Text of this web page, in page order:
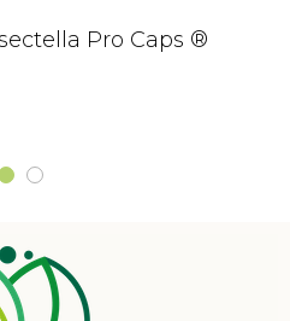
Pro Caps ®